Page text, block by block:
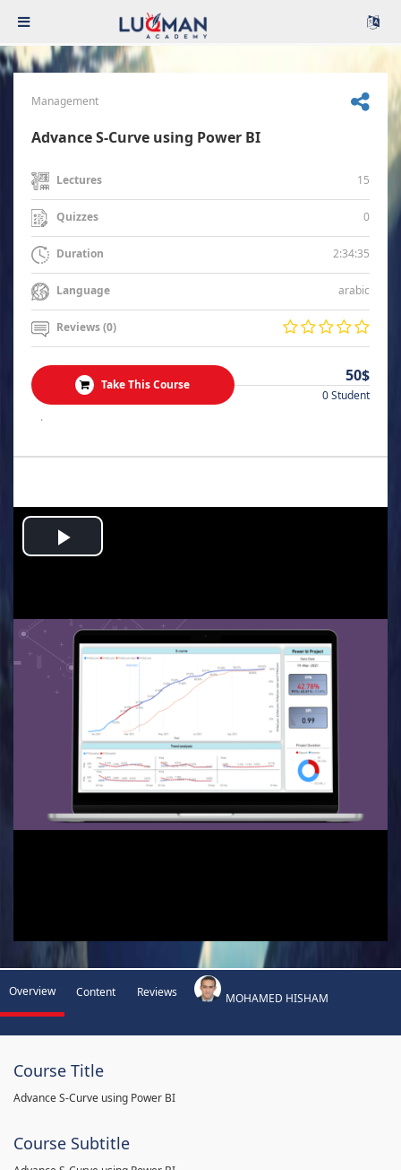
Management
Advance S-Curve using Power BI
Lectures 15
Quizzes 0
Duration 2:34:35
Language arabic
Reviews (0)
Take This Course 50$
0 Student
.
Play
Overview Content Reviews MOHAMED HISHAM
Course Title
Advance S-Curve using Power BI
Course Subtitle